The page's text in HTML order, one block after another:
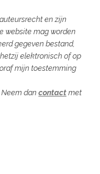
en zijn
website mag worden
gegeven bestand,
elektronisch of op
mijn toestemming
dan contact met